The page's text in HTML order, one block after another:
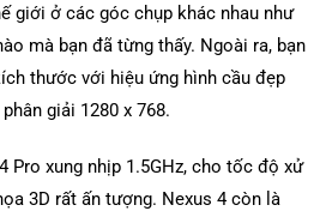
giới ở các góc chụp khác nhau như
mà bạn đã từng thấy. Ngoài ra, bạn
thước với hiệu ứng hình cầu đẹp
giải 1280 x 768.
Pro xung nhịp 1.5GHz, cho tốc độ xử
3D rất ấn tượng. Nexus 4 còn là